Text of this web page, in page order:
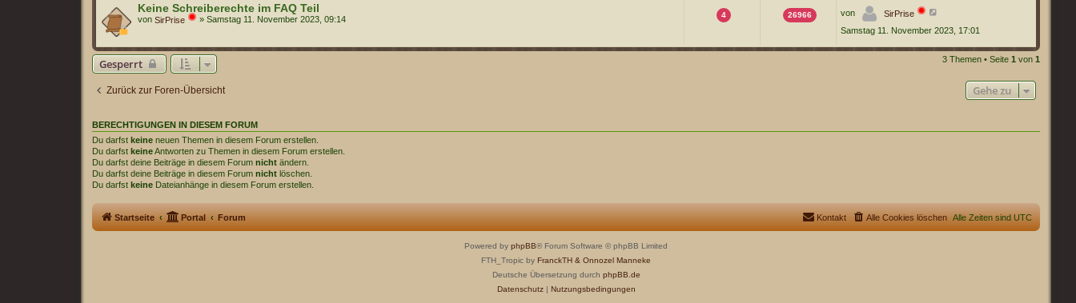
Keine Schreiberechte im FAQ Teil
von SirPrise » Samstag 11. November 2023, 09:14 4 26966 von
SirPrise
Samstag 11. November 2023, 17:01
Gesperrt 3 Themen • Seite 1 von 1
Zurück zur Foren-Übersicht Gehe zu
BERECHTIGUNGEN IN DIESEM FORUM
Du darfst keine neuen Themen in diesem Forum erstellen.
Du darfst keineAntworten zu Themen in diesem Forum erstellen.
Du darfst deine Beiträge in diesem Forum nicht ändern.
Du darfst deine Beiträge in diesem Forum nicht löschen.
Du darfst keine Dateianhänge in diesem Forum erstellen.
Startseite Portal Forum Alle Zeiten sind UTC
Alle Cookies löschen
Kontakt
Powered by phpBB® Forum Software © phpBB Limited
FTH_Tropic by FranckTH & Onnozel Manneke
Deutsche Übersetzung durch phpBB.de
Datenschutz| Nutzungsbedingungen